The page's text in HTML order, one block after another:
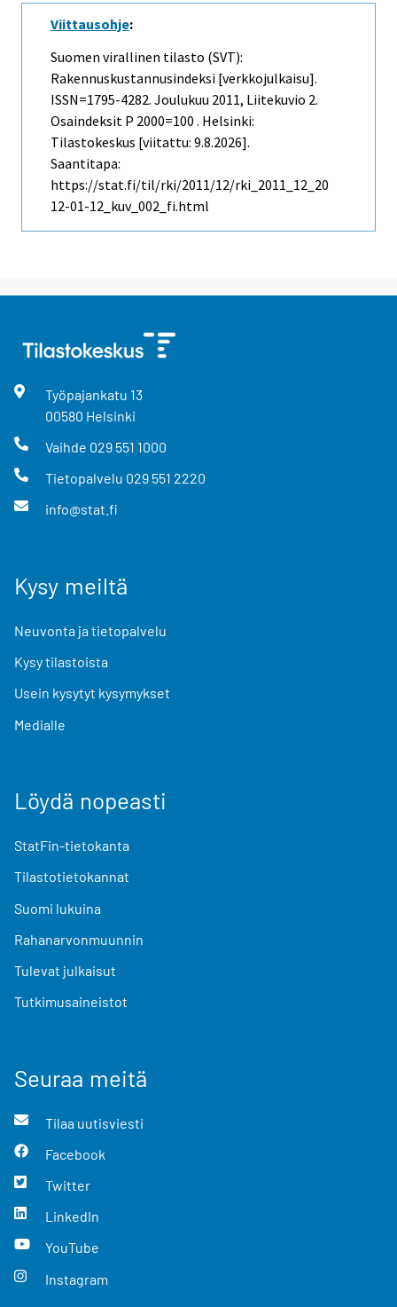
Viittausohje:
Suomen virallinen tilasto (SVT):
Rakennuskustannusindeksi [verkkojulkaisu].
ISSN=1795-4282. Joulukuu 2011, Liitekuvio 2.
Osaindeksit P 2000=100 . Helsinki:
Tilastokeskus [viitattu: 9.8.2026].
Saantitapa:
https://stat.fi/til/rki/2011/12/rki_2011_12_20
12-01-12_kuv_002_fi.html
Työpajankatu 13
00580 Helsinki
Vaihde 029 551 1000
Tietopalvelu 029 551 2220
info@stat.fi
Kysy meiltä
Neuvonta ja tietopalvelu
Kysy tilastoista
Usein kysytyt kysymykset
Medialle
Löydä nopeasti
StatFin-tietokanta
Tilastotietokannat
Suomi lukuina
Rahanarvonmuunnin
Tulevat julkaisut
Tutkimusaineistot
Seuraa meitä
Tilaa uutisviesti
Facebook
Twitter
LinkedIn
YouTube
Instagram